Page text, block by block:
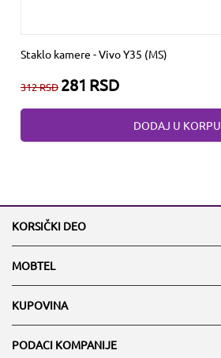
Staklo kamere - Vivo Y35 (MS)
312RSD 281 RSD
DODAJ U KORPU
KORSIČKI DEO
MOBTEL
KUPOVINA
PODACI KOMPANIJE